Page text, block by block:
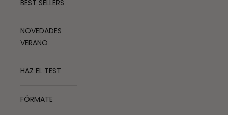
BEST SELLERS
NOVEDADES
VERANO
HAZ EL TEST
FÓRMATE